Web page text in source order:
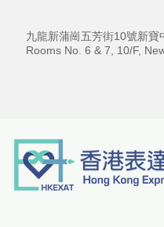
九龍新蒲崗五芳街10號新寶
Rooms No. 6 & 7, 10/F,